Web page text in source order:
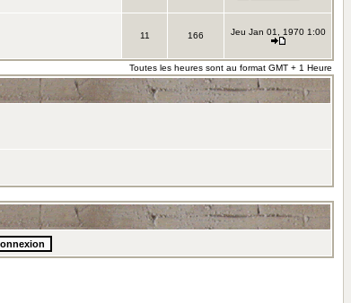
11 166 Jeu Jan 01, 1970 1:00
Toutes les heures sont au format GMT + 1 Heure